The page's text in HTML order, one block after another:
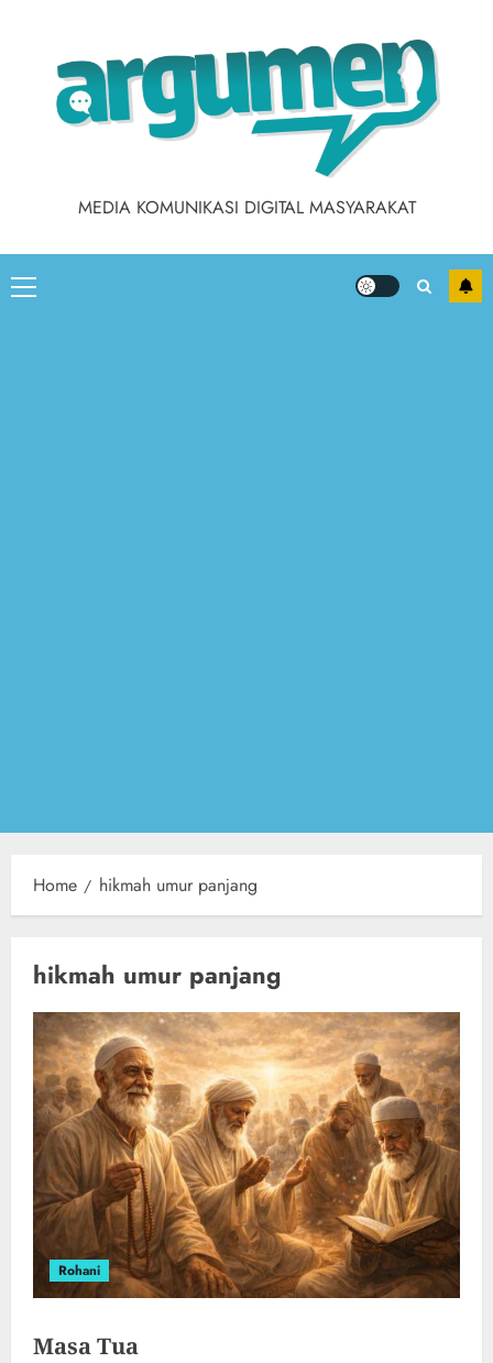
MEDIA KOMUNIKASI DIGITAL MASYARAKAT
Primary
Home hikmah umur panjang
hikmah umur panjang
Rohani
Masa Tua